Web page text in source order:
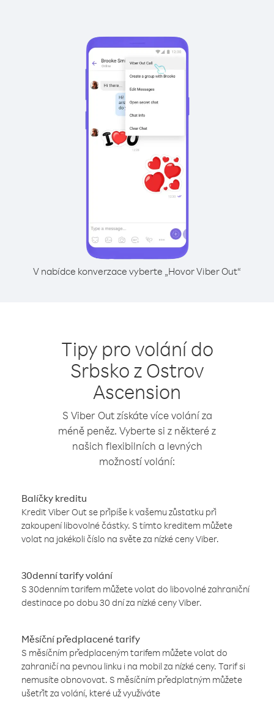
V nabídce konverzace vyberte „Hovor Viber Out“
Tipy pro volání do
Srbsko z Ostrov
Ascension
S Viber Out získáte více volání za
méně peněz. Vyberte si z některé z
našich flexibilních a levných
možností volání:
Balíčky kreditu
Kredit Viber Out se připíše k vašemu zůstatku při
zakoupení libovolné částky. S tímto kreditem můžete
volat na jakékoli číslo na světe za nízké ceny Viber.
30denní tarify volání
S 30denním tarifem můžete volat do libovolné zahraniční
destinace po dobu 30 dní za nízké ceny Viber.
Měsíční předplacené tarify
S měsíčním předplaceným tarifem můžete volat do
zahraničí na pevnou linku i na mobil za nízké ceny. Tarif si
nemusíte obnovovat. S měsíčním předplatným můžete
ušetřit za volání, které už využíváte